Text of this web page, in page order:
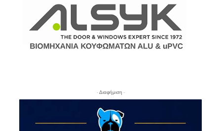
- Διαφήμιση -